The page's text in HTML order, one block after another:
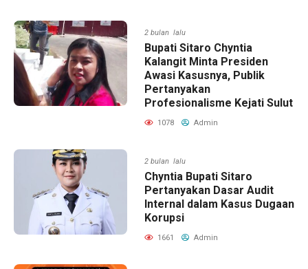
2 bulan lalu
Bupati Sitaro Chyntia
Kalangit Minta Presiden
Awasi Kasusnya, Publik
Pertanyakan
Profesionalisme Kejati Sulut
1078 Admin
2 bulan lalu
Chyntia Bupati Sitaro
Pertanyakan Dasar Audit
Internal dalam Kasus Dugaan
Korupsi
1661 Admin